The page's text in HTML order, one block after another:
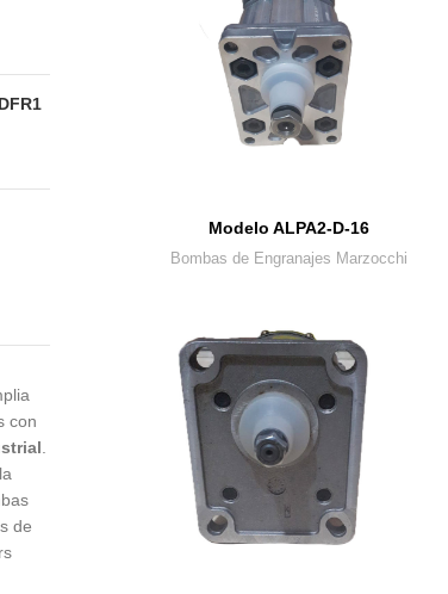
con
de
Modelo ALPA2-D-16
Bombas de Engranajes Marzocchi